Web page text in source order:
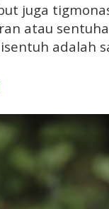
juga
atau
adalah